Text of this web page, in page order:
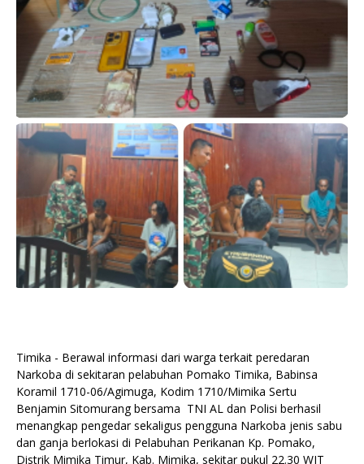
Timika - Berawal informasi dari warga terkait peredaran
Narkoba di sekitaran pelabuhan Pomako Timika, Babinsa
Koramil 1710-06/Agimuga, Kodim 1710/Mimika Sertu
Benjamin Sitomurang bersama TNI AL dan Polisi berhasil
menangkap pengedar sekaligus pengguna Narkoba jenis sabu
dan ganja berlokasi di Pelabuhan Perikanan Kp. Pomako,
Distrik Mimika Timur, Kab. Mimika, sekitar pukul 22.30 WIT